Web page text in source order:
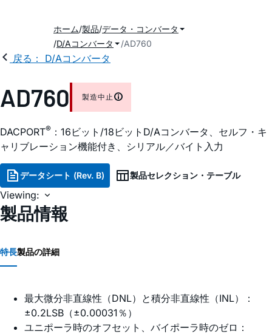
ホーム 製品 データ・コンバータ
D/Aコンバータ
AD760
戻る： D/Aコンバータ
AD760 製造中止
DACPORT® ：16ビット/18ビットD/Aコンバータ、セルフ・キ
ャリブレーション機能付き、シリアル／バイト入力
データシート (Rev. B) 製品セレクション・テーブル
Viewing:
製品情報
特長製品の詳細
最大微分非直線性（DNL）と積分非直線性（INL）：
±0.2LSB（±0.00031％）
ユニポーラ時のオフセット、バイポーラ時のゼロ：